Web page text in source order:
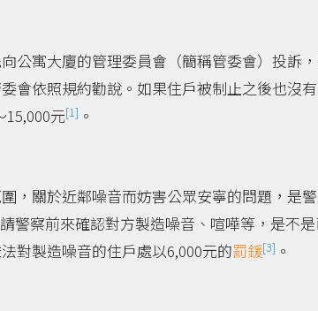
公寓大廈的管理委員會（簡稱管委會）投訴
會依照規約勸說。如果住戶被制止之後也沒
15,000元[1] 。
，關於近鄰噪音而妨害公眾安寧的問題，是
警察前來確認對方製造噪音、喧嘩等，是不
對製造噪音的住戶處以6,000元的罰鍰[3] 。